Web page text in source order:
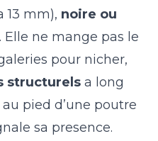
13 mm), noire ou
. Elle ne mange pas le
pour nicher,
structurels a long
pied d’une poutre
sa presence.